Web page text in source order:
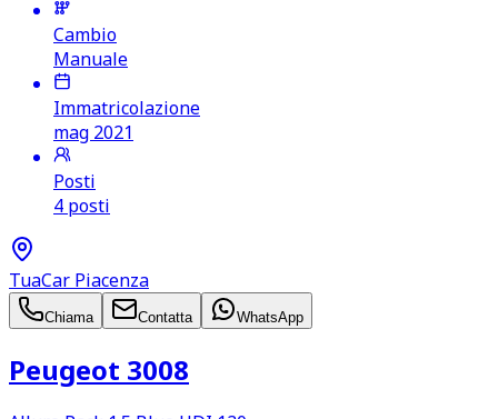
Cambio
Manuale
Immatricolazione
mag 2021
Posti
4 posti
TuaCar Piacenza
Chiama Contatta WhatsApp
Peugeot 3008